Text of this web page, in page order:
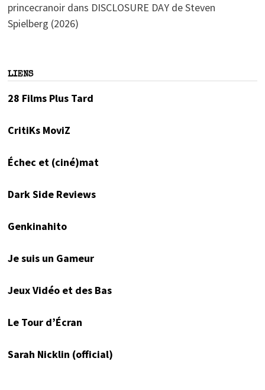
princecranoirdans DISCLOSURE DAY de Steven
Spielberg (2026)
LIENS
28 Films Plus Tard
CritiKs MoviZ
Échec et (ciné)mat
Dark Side Reviews
Genkinahito
Je suis un Gameur
Jeux Vidéo et des Bas
Le Tour d’Écran
Sarah Nicklin (official)